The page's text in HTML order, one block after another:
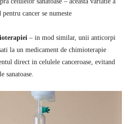
cancer se numeste
– in mod similar, unii anticorpi
la un medicament de chimioterapie
direct in celulele canceroase, evitand
sanatoase.